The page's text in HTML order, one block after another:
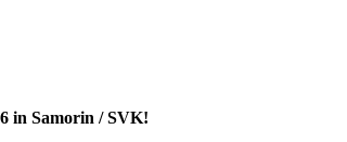
in Samorin / SVK!